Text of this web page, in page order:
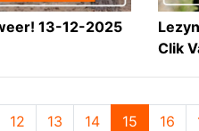
13-12-2025
Clik
12 13 14 15 16